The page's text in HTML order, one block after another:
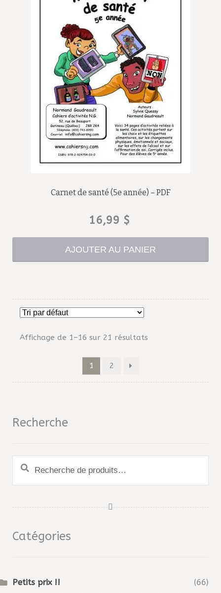
Carnet de santé (5e année) – PDF
16,99 $
AJOUTER AU PANIER
Affichage de 1–16 sur 21 résultats
1 2
Recherche
Recherche
Catégories
Petits prix !! (66)